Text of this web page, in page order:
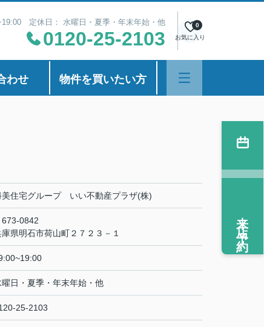
定休日： 水曜日・夏季・年末年始・他
0120-25-2103 お気に入り
0
わせ 物件を買いたい方
美住宅グループ いい不動産プラザ(株)
673-0842
庫県明石市荷山町２７２３－１
曜日・夏季・年末年始・他
25-2103
来店予約